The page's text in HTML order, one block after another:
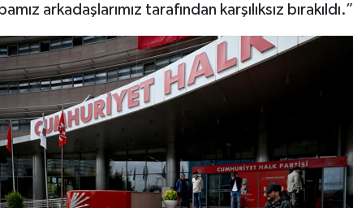
arkadaşlarımız tarafından karşılıksız bırakıldı.”